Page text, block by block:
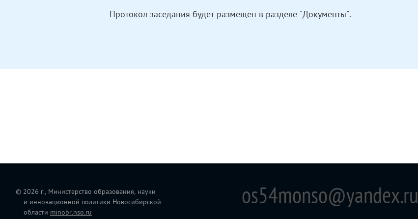
Протокол заседания будет размещен в разделе "Документы".
© 2026 г., Министерство образования, науки
и инновационной политики Новосибирской
области minobr.nso.ru
os54monso@yandex.ru